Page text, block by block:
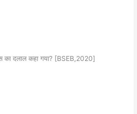
का दलाल कहा गया? [BSEB,2020]